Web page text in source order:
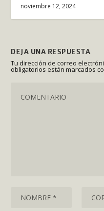
noviembre 12, 2024
DEJA UNA RESPUESTA
Tu dirección de correo
obligatorios están marcados